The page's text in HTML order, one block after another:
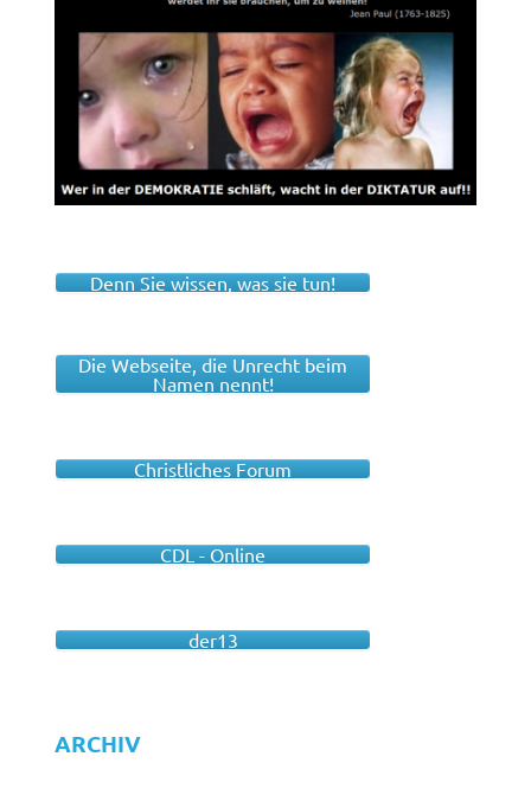
Denn Sie wissen, was sie tun!
Die Webseite, die Unrecht beim
Namen nennt!
Christliches Forum
CDL - Online
der13
ARCHIV